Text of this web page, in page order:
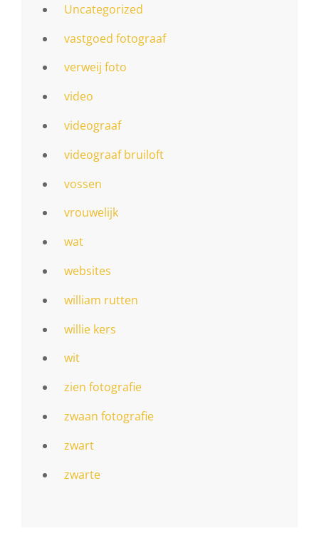
Uncategorized
vastgoed fotograaf
verweij foto
video
videograaf
videograaf bruiloft
vossen
vrouwelijk
wat
websites
william rutten
willie kers
wit
zien fotografie
zwaan fotografie
zwart
zwarte